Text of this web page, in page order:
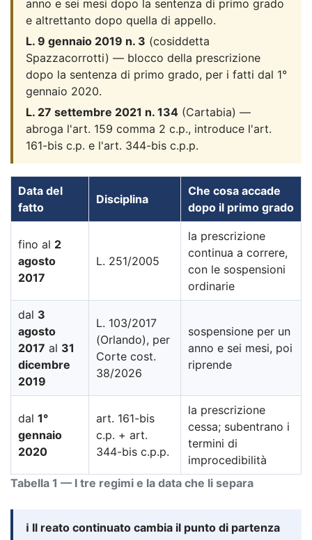
anno e sei mesi dopo la sentenza di primo grado
e altrettanto dopo quella di appello.
L. 9 gennaio 2019 n. 3 (cosiddetta
Spazzacorrotti) — blocco della prescrizione
dopo la sentenza di primo grado, per i fatti dal 1°
gennaio 2020.
L. 27 settembre 2021 n. 134 (Cartabia) —
abroga l'art. 159 comma 2 c.p., introduce l'art.
161-bis c.p. e l'art. 344-bis c.p.p.
Tabella 1 — I tre regimi e la data che li separa
Data del
fatto
Disciplina
Che cosa accade
dopo il primo grado
fino al 2
agosto
2017
L. 251/2005
la prescrizione
continua a correre,
con le sospensioni
ordinarie
dal 3
agosto
2017 al 31
dicembre
2019
L. 103/2017
(Orlando), per
Corte cost.
38/2026
sospensione per un
anno e sei mesi, poi
riprende
dal 1°
gennaio
2020
art. 161-bis
c.p. + art.
344-bis c.p.p.
la prescrizione
cessa; subentrano i
termini di
improcedibilità
ℹ️ Il reato continuato cambia il punto di partenza